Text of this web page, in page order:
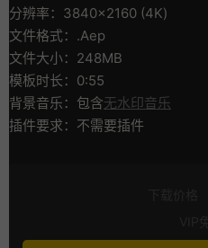
分辨率：3840×2160 (4K)
文件格式：.Aep
文件大小：248MB
模板时长：0:55
背景音乐：包含无水印音乐
插件要求：不需要插件